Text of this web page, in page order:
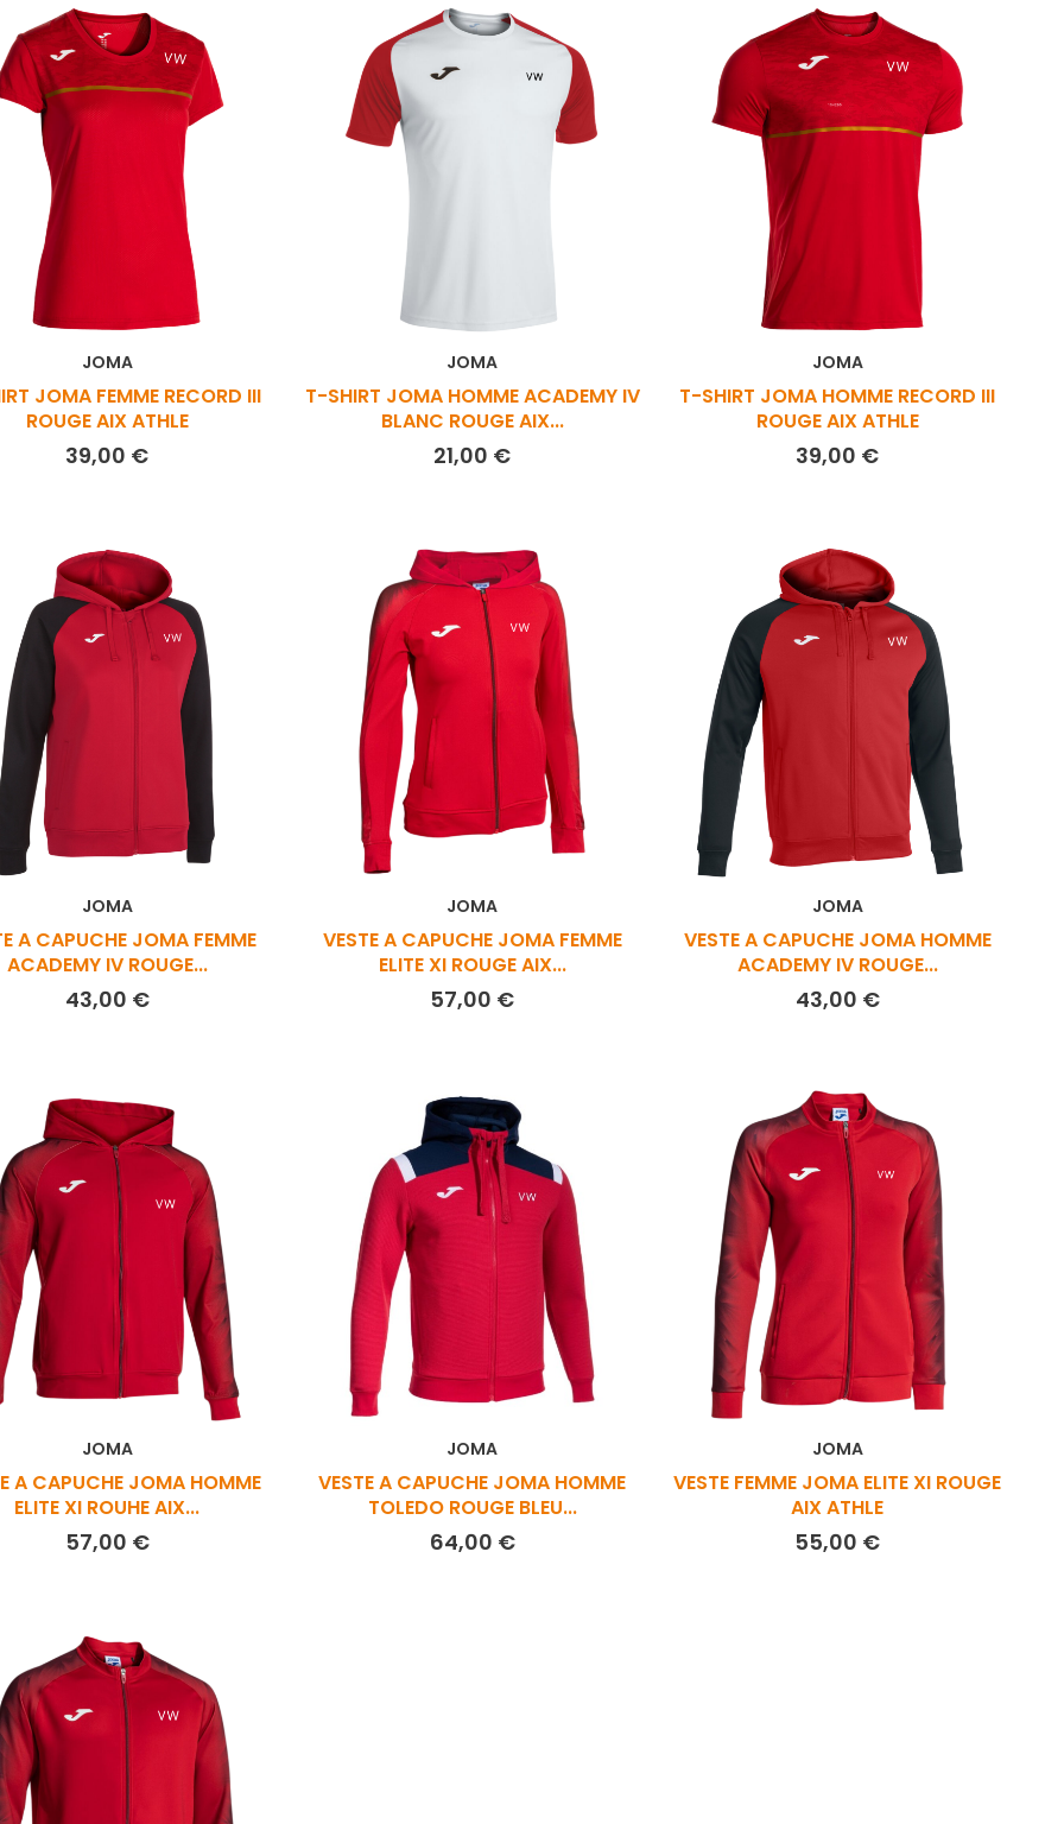
JOMA
JOMA FEMME RECORD III
ROUGE AIX ATHLE
39,00 €Prix
JOMA
T-SHIRT JOMA HOMME ACADEMY IV
BLANC ROUGE AIX...
21,00 €Prix
JOMA
T-SHIRT JOMA HOMME RECORD III
ROUGE AIX ATHLE
39,00 €Prix
JOMA
A CAPUCHE JOMA FEMME
ACADEMY IV ROUGE...
43,00 €Prix
JOMA
VESTE A CAPUCHE JOMA FEMME
ELITE XI ROUGE AIX...
57,00 €Prix
JOMA
VESTE A CAPUCHE JOMA HOMME
ACADEMY IV ROUGE...
43,00 €Prix
JOMA
A CAPUCHE JOMA HOMME
ELITE XI ROUHE AIX...
57,00 €Prix
JOMA
VESTE A CAPUCHE JOMA HOMME
TOLEDO ROUGE BLEU...
64,00 €Prix
JOMA
VESTE FEMME JOMA ELITE XI ROUGE
AIX ATHLE
55,00 €Prix